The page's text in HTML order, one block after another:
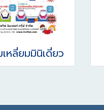
หลี่ยมมินิเดี่ยว